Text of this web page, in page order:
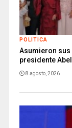
POLITICA
Asumieron sus
presidente
8 agosto, 2026